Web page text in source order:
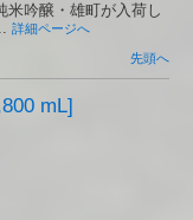
米吟醸・雄町が入荷し
詳細ページへ
先頭へ
mL]